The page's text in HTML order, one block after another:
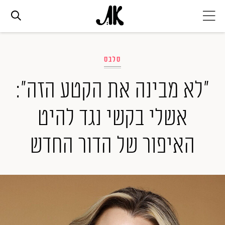
אופנה
ביוטי
סלבס
ערוצים נוספים
המגזין
סלבס
"לא מבינה את הקטע הזה":
אשלי בקשי נגד להיט
האיפור של הדור החדש